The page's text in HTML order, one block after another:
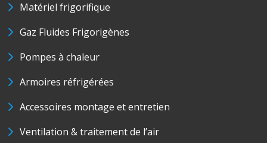
Matériel frigorifique
Gaz Fluides Frigorigènes
Pompes à chaleur
Armoires réfrigérées
Accessoires montage et entretien
Ventilation & traitement de l’air